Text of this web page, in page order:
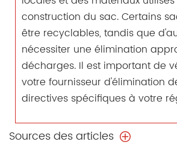
construction du sac. Certains
être recyclables, tandis que
nécessiter une élimination
décharges. Il est important de
votre fournisseur d'élimination
directives spécifiques à votre
Sources des articles